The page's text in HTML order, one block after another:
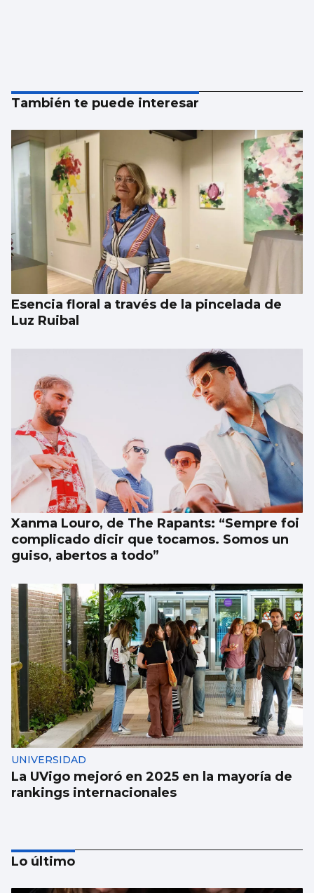
También te puede interesar
Esencia floral a través de la pincelada de
Luz Ruibal
Xanma Louro, de The Rapants: “Sempre foi
complicado dicir que tocamos. Somos un
guiso, abertos a todo”
UNIVERSIDAD
La UVigo mejoró en 2025 en la mayoría de
rankings internacionales
Lo último